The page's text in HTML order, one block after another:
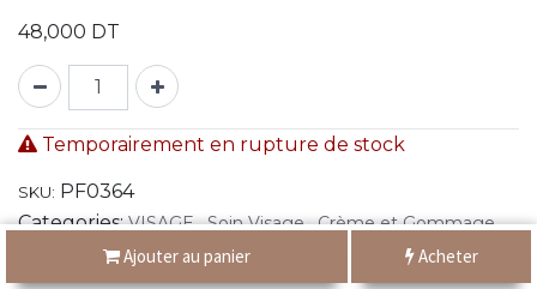
Ajouter au panier Acheter
48,000 DT
Temporairement en rupture de stock
SKU: PF0364
Categories: VISAGE , Soin Visage , Crème et Gommage